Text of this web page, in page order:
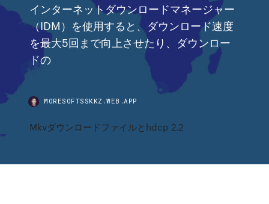
インターネットダウンロードマネージャー
（IDM）を使用すると、ダウンロード速度
を最大5回まで向上させたり、ダウンロー
ドの
MORESOFTSSKKZ.WEB.APP
Mkvダウンロードファイルとhdcp 2.2